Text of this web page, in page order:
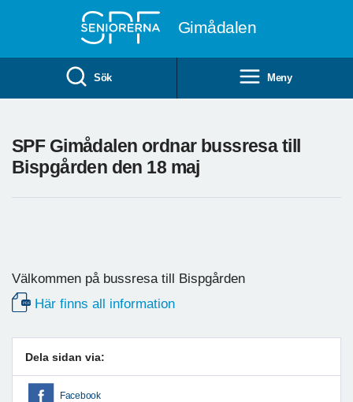
Gimådalen
Sök Meny
SPF Gimådalen ordnar bussresa till
Bispgården den 18 maj
Välkommen på bussresa till Bispgården
Här finns all information
Dela sidan via:
Facebook